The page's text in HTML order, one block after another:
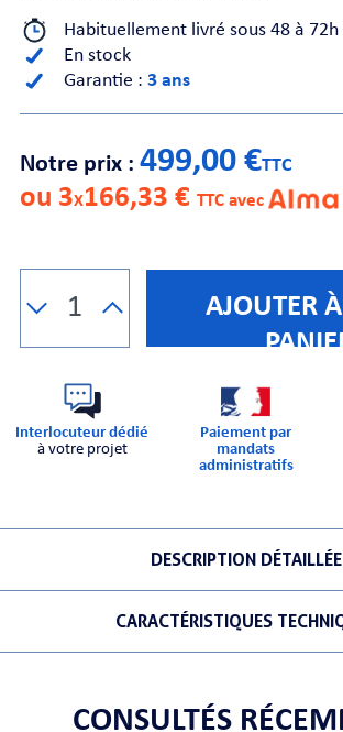
AUDIO
Habituellement livré sous 48 à 72h
En stock
Garantie : 3 ans
Notre prix : 499,00 €TTC
ou 3X166,33 € TTC avec
AJOUTER
Interlocuteur dédié
à votre projet
Paiement par
mandats
administratifs
DESCRIPTION DÉTAILLÉE
CARACTÉRISTIQUES
CONSULTÉS